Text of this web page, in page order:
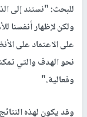
للبحث: "نستند إلى
ولكن لإظهار أنفسنا
على الاعتماد على
نحو الهدف والتي
وفعالية."
وقد يكون لهذه